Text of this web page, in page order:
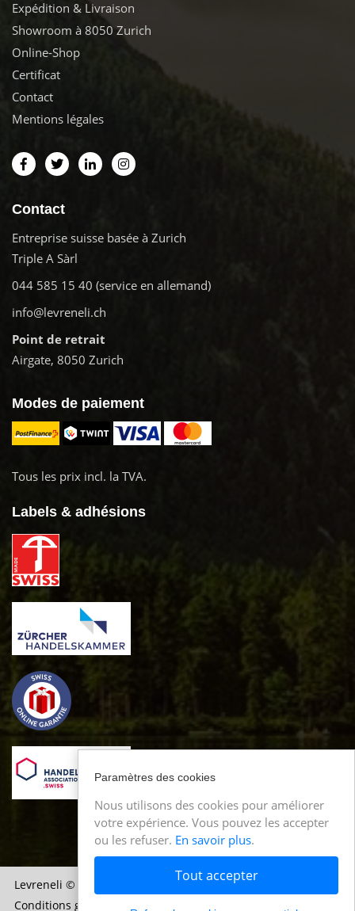
Expédition & Livraison
Showroom à 8050 Zurich
Online-Shop
Certificat
Contact
Mentions légales
Contact
Entreprise suisse basée à Zurich
Triple A Sàrl
044 585 15 40 (service en allemand)
info@levreneli.ch
Point de retrait
Airgate, 8050 Zurich
Modes de paiement
Tous les prix incl. la TVA.
Labels & adhésions
Levreneli © 2021-2026 Toutes informations sans garantie.
Conditions générales (CGV)
Paramètres des cookies
Nous utilisons des cookies pour améliorer
votre expérience. Vous pouvez les accepter
ou les refuser. En savoir plus.
Tout accepter